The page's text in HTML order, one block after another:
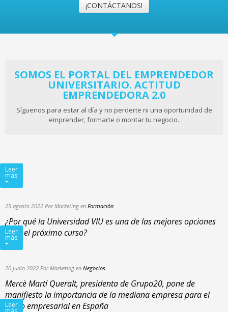
¡CONTÁCTANOS!
SOMOS EL PORTAL DEL EMPRENDEDOR
UNIVERSITARIO. ACTITUD
EMPRENDEDORA 2.0
Síguenos para estar al día y no perderte ni una oportunidad de
emprender, formarte o montar tu negocio.
Leer
más
+
25 agosto 2022 Por Marketing en Formación
¿Por qué la Universidad VIU es una de las mejores opciones
para el próximo curso?
Leer
más
+
20 junio 2022 Por Marketing en Negocios
Mercè Martí Queralt, presidenta de Grupo20, pone de
manifiesto la importancia de la mediana empresa para el
tejido empresarial en España
Leer